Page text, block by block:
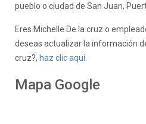
pueblo o ciudad de San Juan,
Eres Michelle De la cruz o
deseas actualizar la información
cruz?, haz clic aquí.
Mapa Google